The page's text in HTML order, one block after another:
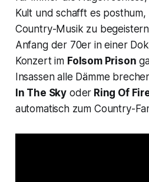
Kult und schafft es
Country-Musik zu
Anfang der 70er in einer
Konzert im Folsom Prison
Insassen alle Dämme
In The Sky oder Ring Of
automatisch zum Country-